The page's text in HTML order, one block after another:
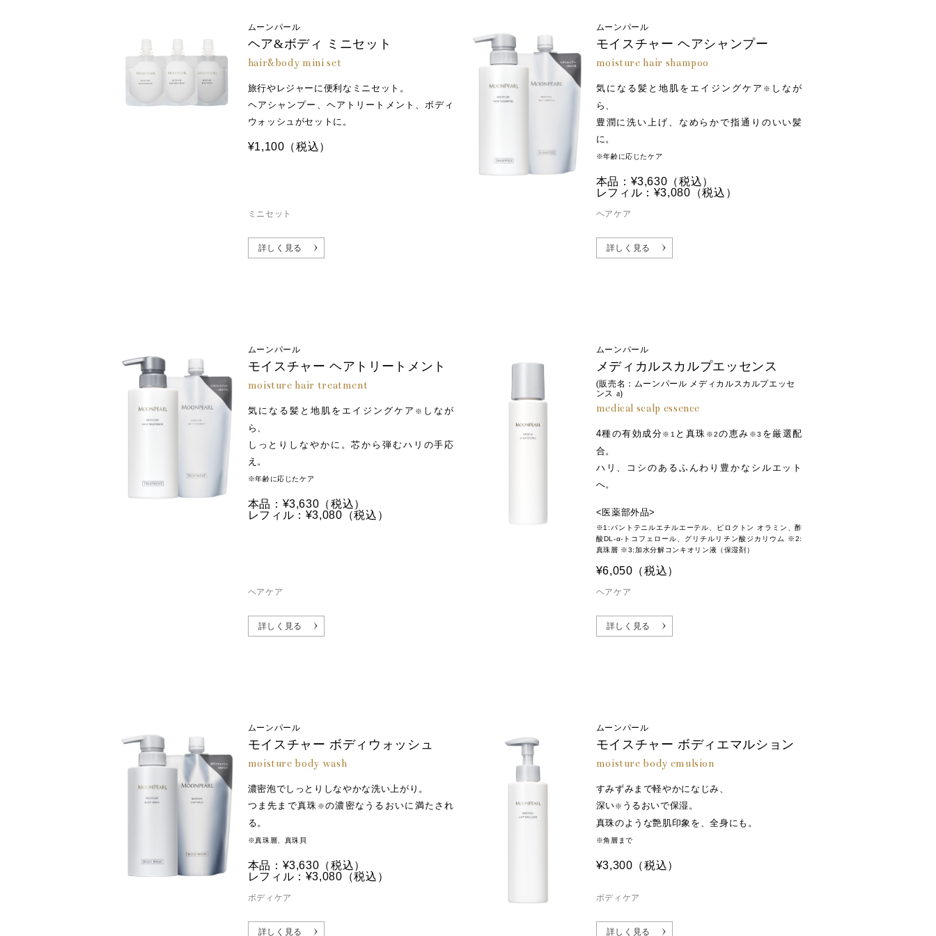
皮をすこやかに保ちます。
※1 保湿成分 ※2 キューティクリィコンキオリン：カチオン化加水分解コンキオリンー２、MEA類似成分：クオタニウム－３３、クレアチン、イソペンチルジオール
※3 オオバナサルスベリ葉エキス（皮フ調整成分） ※画像はすべてイメージです
ムーンパール
ヘア&ボディ ミニセット
hair&body mini set
旅行やレジャーに便利なミニセット。
ヘアシャンプー、ヘアトリートメント、ボディ
ウォッシュがセットに。
ミニセット
¥1,100 （税込）
詳しく見る
ムーンパール
モイスチャー ヘアシャンプー
moisture hair shampoo
気になる髪と地肌をエイジングケア ※ しなが
ら、
豊潤に洗い上げ、なめらかで指通りのいい髪
に。
※年齢に応じたケア
ヘアケア
本品：¥3,630 （税込）
レフィル：¥3,080 （税込）
詳しく見る
ムーンパール
モイスチャー ヘアトリートメント
moisture hair treatment
気になる髪と地肌をエイジングケア ※ しなが
ら、
しっとりしなやかに。芯から弾むハリの手応
え。
※年齢に応じたケア
ヘアケア
本品：¥3,630 （税込）
レフィル：¥3,080 （税込）
詳しく見る
ムーンパール
メディカルスカルプエッセンス
(販売名：ムーンパール メディカルスカルプエッセ
ンス a)
medical scalp essence
4種の有効成分※1 と真珠 ※2の恵み ※3 を厳選配
合。
ハリ、コシのあるふんわり豊かなシルエット
へ。
<医薬部外品>
※1:パントテニルエチルエーテル、ピロクトン オラミン、酢
酸DL-α-トコフェロール、グリチルリチン酸ジカリウム ※2:
真珠層 ※3:加水分解コンキオリン液（保湿剤）
ヘアケア
¥6,050 （税込）
詳しく見る
ムーンパール
モイスチャー ボディウォッシュ
moisture body wash
濃密泡でしっとりしなやかな洗い上がり。
つま先まで真珠 ※の濃密なうるおいに満たされ
る。
※真珠層、真珠貝
ボディケア
本品：¥3,630 （税込）
レフィル：¥3,080 （税込）
詳しく見る
ムーンパール
モイスチャー ボディエマルション
moisture body emulsion
すみずみまで軽やかになじみ、
深い※ うるおいで保湿。
真珠のような艶肌印象を、全身にも。
※角層まで
ボディケア
¥3,300 （税込）
詳しく見る